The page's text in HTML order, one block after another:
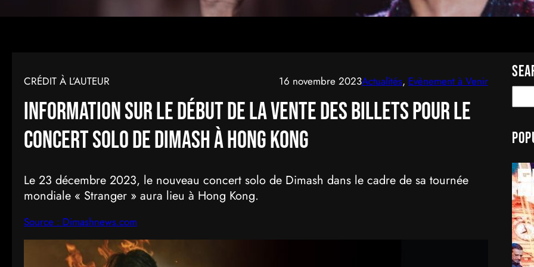
CRÉDIT À L’AUTEUR 16 novembre 2023Actualités, Evènement à Venir
Information sur le début de la vente des billets pour le
concert solo de Dimash à Hong Kong
Le 23 décembre 2023, le nouveau concert solo de Dimash dans le cadre de sa tournée
mondiale « Stranger » aura lieu à Hong Kong.
Source : Dimashnews.com
e
r
h